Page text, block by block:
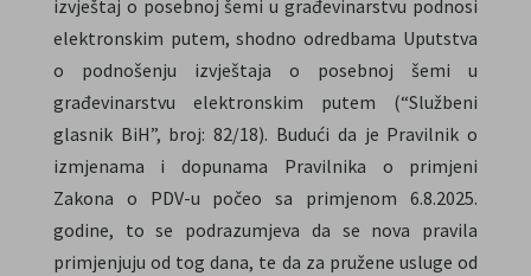
izvještaj o posebnoj šemi u građevinarstvu podnosi
elektronskim putem, shodno odredbama Uputstva
o podnošenju izvještaja o posebnoj šemi u
građevinarstvu elektronskim putem (“Službeni
glasnik BiH”, broj: 82/18). Budući da je Pravilnik o
izmjenama i dopunama Pravilnika o primjeni
Zakona o PDV-u počeo sa primjenom 6.8.2025.
godine, to se podrazumjeva da se nova pravila
primjenjuju od tog dana, te da za pružene usluge od